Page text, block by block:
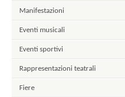
Manifestazioni
Eventi musicali
Eventi sportivi
Rappresentazioni teatrali
Fiere